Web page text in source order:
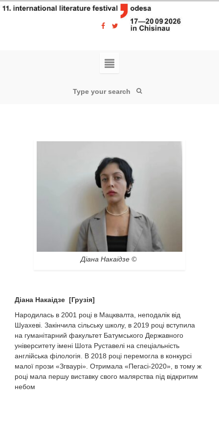
Діана Накаідзе ©
Діана Накаідзе [Грузія]
Народилась в 2001 році в Мацквалта, неподалік від
Шуахеві. Закінчила сільську школу, в 2019 році вступила
на гуманітарний факультет Батумського Державного
університету імені Шота Руставелі на спеціальність
англійська філологія. В 2018 році перемогла в конкурсі
малої прози «Згваурі». Отримала «Пегасі-2020», в тому ж
році мала першу виставку свого малярства під відкритим
небом